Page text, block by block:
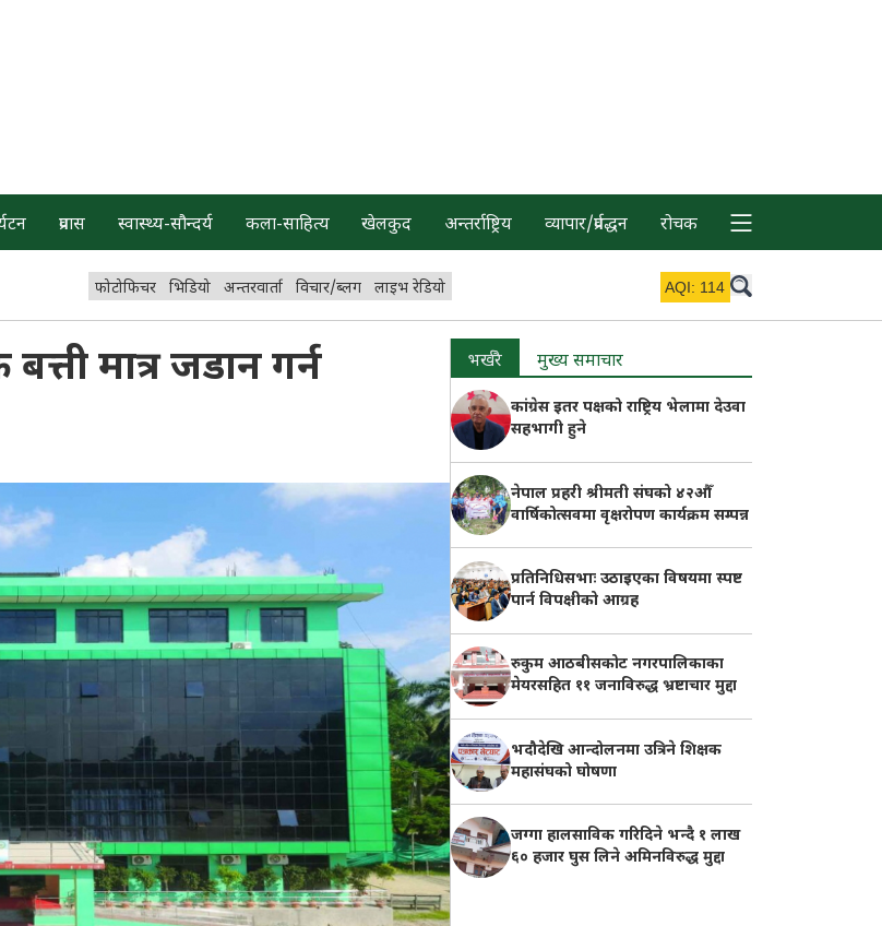
प्रवास स्वास्थ्य-सौन्दर्य कला-साहित्य खेलकुद अन्तर्राष्ट्रिय व्यापार/प्रर्वद्धन रोचक
फोटोफिचर भिडियो अन्तरवार्ता विचार/ब्लग लाइभ रेडियो AQI: 114
मात्र जडान गर्न
भर्खरै मुख्य समाचार
कांग्रेस इतर पक्षको राष्ट्रिय भेलामा देउवा
सहभागी हुने
नेपाल प्रहरी श्रीमती संघको ४२औँ
वार्षिकोत्सवमा वृक्षरोपण कार्यक्रम सम्पन्न
प्रतिनिधिसभाः उठाइएका विषयमा स्पष्ट
पार्न विपक्षीको आग्रह
रुकुम आठबीसकोट नगरपालिकाका
मेयरसहित ११ जनाविरुद्ध भ्रष्टाचार मुद्दा
भदौदेखि आन्दोलनमा उत्रिने शिक्षक
महासंघको घोषणा
जग्गा हालसाविक गरिदिने भन्दै १ लाख
६० हजार घुस लिने अमिनविरुद्ध मुद्दा